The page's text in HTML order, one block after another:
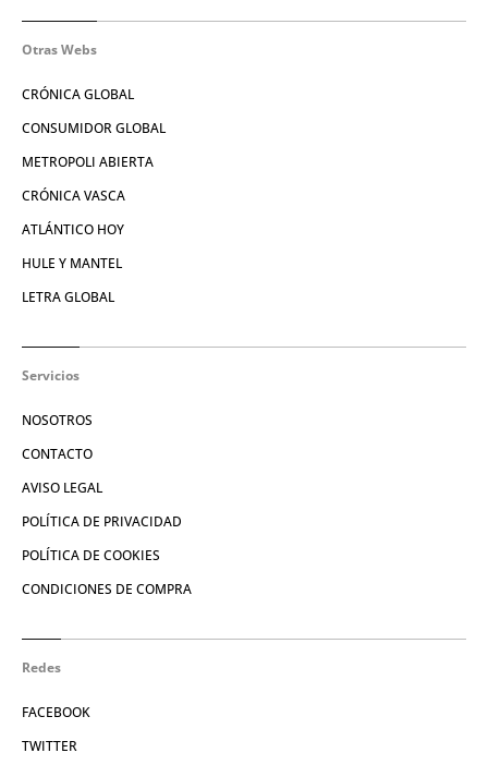
Otras Webs
CRÓNICA GLOBAL
CONSUMIDOR GLOBAL
METROPOLI ABIERTA
CRÓNICA VASCA
ATLÁNTICO HOY
HULE Y MANTEL
LETRA GLOBAL
Servicios
NOSOTROS
CONTACTO
AVISO LEGAL
POLÍTICA DE PRIVACIDAD
POLÍTICA DE COOKIES
CONDICIONES DE COMPRA
Redes
FACEBOOK
TWITTER